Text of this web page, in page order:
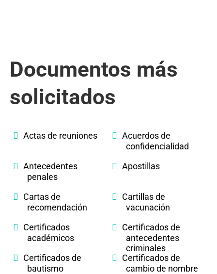
Documentos más
solicitados
Actas de reuniones
Acuerdos de
confidencialidad
Antecedentes
penales
Apostillas
Cartas de
recomendación
Cartillas de
vacunación
Certificados
académicos
Certificados de
antecedentes
criminales
Certificados de
bautismo
Certificados de
cambio de nombre